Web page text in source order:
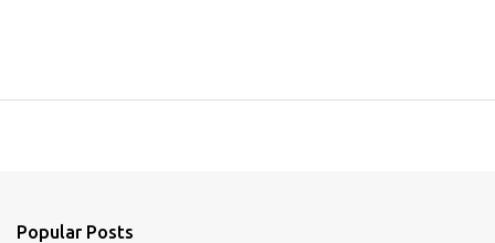
Popular Posts